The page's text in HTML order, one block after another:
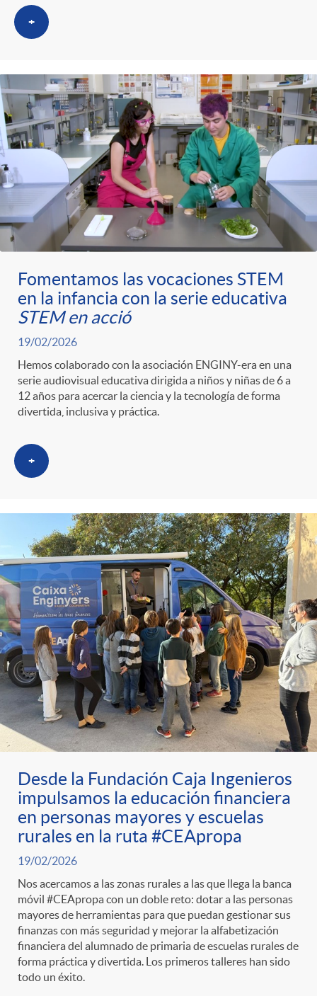
+
Fomentamos las vocaciones STEM
en la infancia con la serie educativa
STEM en acció
19/02/2026
Hemos colaborado con la asociación ENGINY-era en una
serie audiovisual educativa dirigida a niños y niñas de 6 a
12 años para acercar la ciencia y la tecnología de forma
divertida, inclusiva y práctica.
+
Desde la Fundación Caja Ingenieros
impulsamos la educación financiera
en personas mayores y escuelas
rurales en la ruta #CEApropa
19/02/2026
Nos acercamos a las zonas rurales a las que llega la banca
móvil #CEApropa con un doble reto: dotar a las personas
mayores de herramientas para que puedan gestionar sus
finanzas con más seguridad y mejorar la alfabetización
financiera del alumnado de primaria de escuelas rurales de
forma práctica y divertida. Los primeros talleres han sido
todo un éxito.